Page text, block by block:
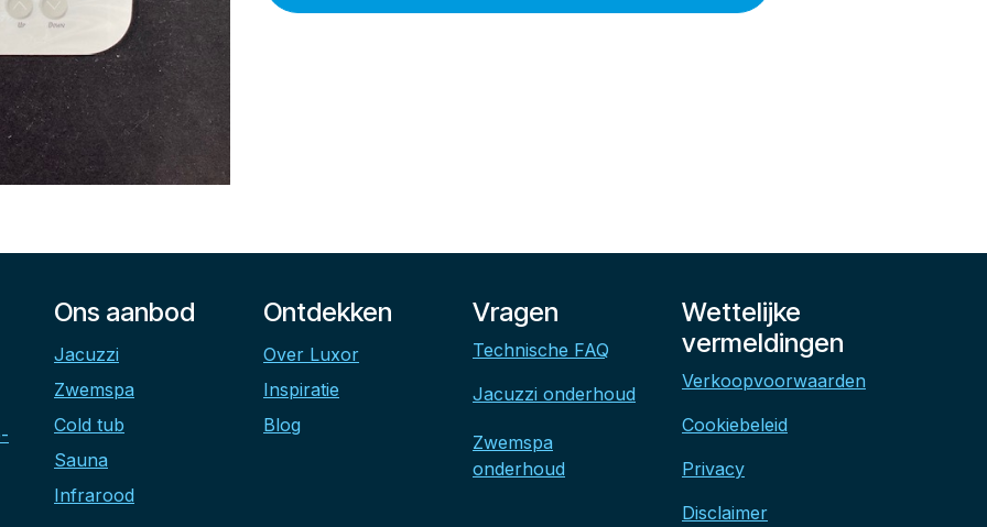
Ons aanbod
Jacuzzi
Zwemspa
Cold tub
Sauna
Infrarood
Ontdekken
Over Luxor
Inspiratie
Blog
Vragen
Technische FAQ
Jacuzzi onderhoud
Zwemspa
onderhoud
Wettelijke
vermeldingen
Verkoopvoorwaarden
Cookiebeleid
Privacy
Disclaimer